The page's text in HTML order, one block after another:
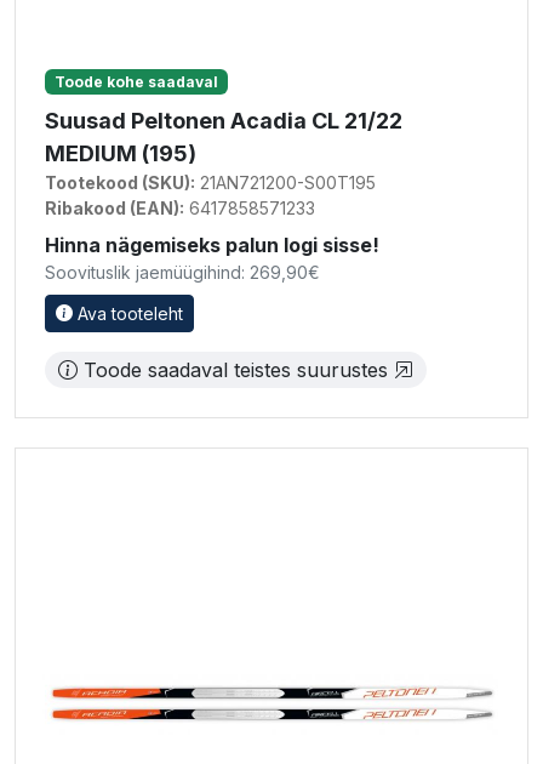
Toode kohe saadaval
Suusad Peltonen Acadia CL 21/22
MEDIUM (195)
Tootekood (SKU): 21AN721200-S00T195
Ribakood (EAN): 6417858571233
Hinna nägemiseks palun logi sisse!
Soovituslik jaemüügihind: 269,90€
Ava tooteleht
Toode saadaval teistes suurustes